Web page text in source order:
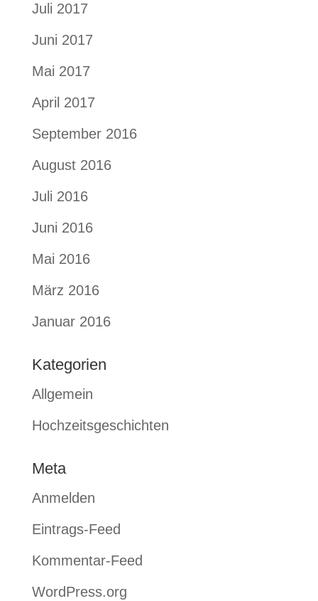
Juli 2017
Juni 2017
Mai 2017
April 2017
September 2016
August 2016
Juli 2016
Juni 2016
Mai 2016
März 2016
Januar 2016
Kategorien
Allgemein
Hochzeitsgeschichten
Meta
Anmelden
Eintrags-Feed
Kommentar-Feed
WordPress.org